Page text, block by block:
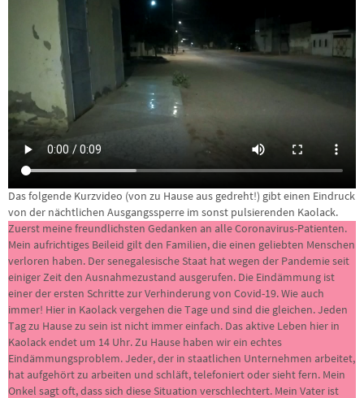
Das folgende Kurzvideo (von zu Hause aus gedreht!) gibt einen Eindruck
von der nächtlichen Ausgangssperre im sonst pulsierenden Kaolack.
Zuerst meine freundlichsten Gedanken an alle Coronavirus-Patienten.
Mein aufrichtiges Beileid gilt den Familien, die einen geliebten Menschen
verloren haben. Der senegalesische Staat hat wegen der Pandemie seit
einiger Zeit den Ausnahmezustand ausgerufen. Die Eindämmung ist
einer der ersten Schritte zur Verhinderung von Covid-19. Wie auch
immer! Hier in Kaolack vergehen die Tage und sind die gleichen. Jeden
Tag zu Hause zu sein ist nicht immer einfach. Das aktive Leben hier in
Kaolack endet um 14 Uhr. Zu Hause haben wir ein echtes
Eindämmungsproblem. Jeder, der in staatlichen Unternehmen arbeitet,
hat aufgehört zu arbeiten und schläft, telefoniert oder sieht fern. Mein
Onkel sagt oft, dass sich diese Situation verschlechtert. Mein Vater ist